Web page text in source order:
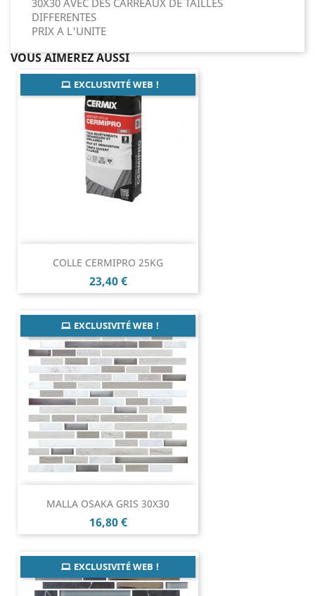
30X30 AVEC DES CARREAUX DE TAILLES
DIFFERENTES
PRIX A L'UNITE
VOUS AIMEREZ AUSSI
COLLE CERMIPRO 25KG
Prix
23,40 €
EXCLUSIVITÉ WEB !
MALLA OSAKA GRIS 30X30
Prix
16,80 €
EXCLUSIVITÉ WEB !
EXCLUSIVITÉ WEB !